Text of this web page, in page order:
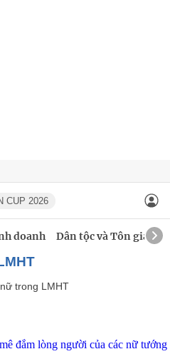
CUP 2026
doanh Dân tộc và Tôn giáo
trong LMHT